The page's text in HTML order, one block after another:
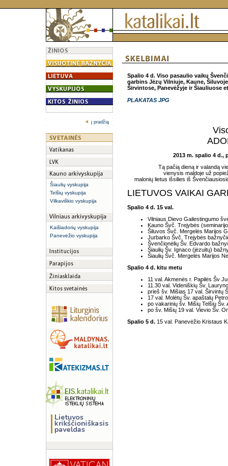
į pradžią
Šiaulių vyskupija
Telšių vyskupija
Vilkaviškio vyskupija
Kaišiadorių vyskupija
Panevėžio vyskupija
Spalio 4 d. Viso pasaulio vaikų
garbins Jėzų Vilniuje, Kaune,
Širvintose, Panevėžyje ir Šiauliuose
PLAKATAS JPG
2013 m. spalio 4 d.,
Tą pačią dieną ir valandą
vienysis maldoje už
malonių lietus išsilies iš
LIETUVOS VAIKAI
Spalio 4 d. 15 val.
Vilniaus Dievo Gailestingumo
Kauno Švč. Trejybės
Šiluvos Švč. Mergelės Marijos
Jurbarko Švč. Trejybės
Švenčionėlių Šv. Edvardo
Šiaulių Šv. Ignaco (jėzuitų)
Šiaulių Švč. Mergelės Marijos
Spalio 4 d. kitu metu
11 val. Akmenės r. Papilės Šv
11.30 val. Videniškių Šv.
prieš šv. Mišias 17 val. Širvintų
17 val. Molėtų Šv. apaštalų
po vakarinių šv. Mišių Telšių
po šv. Mišių 19 val. Vievio Šv.
Spalio 5 d. 15 val. Panevėžio Kristaus